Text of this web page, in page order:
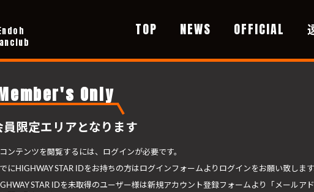
TOP NEWS OFFICIAL
Only
員限定エリアとなります
ンテンツを閲覧するには、ログインが必要です。
にHIGHWAY STAR IDをお持ちの方はログインフォームよりログインをお願い致します
STAR IDを未取得のユーザー様は新規アカウント登録フォームより「メール